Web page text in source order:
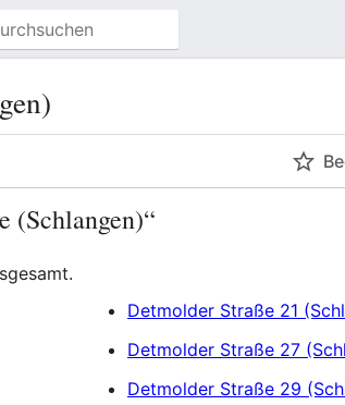
(Schlangen)“
Detmolder Straße 21
Detmolder Straße 27
Detmolder Straße 29